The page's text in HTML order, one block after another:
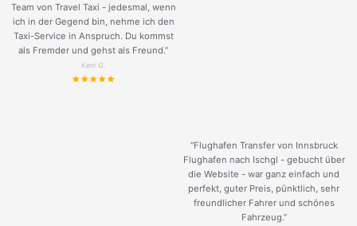
Team von Travel Taxi - jedesmal, wenn
ich in der Gegend bin, nehme ich den
Taxi-Service in Anspruch. Du kommst
als Fremder und gehst als Freund.”
Keni G.
“Flughafen Transfer von Innsbruck
Flughafen nach Ischgl - gebucht über
die Website - war ganz einfach und
perfekt, guter Preis, pünktlich, sehr
freundlicher Fahrer und schönes
Fahrzeug.”